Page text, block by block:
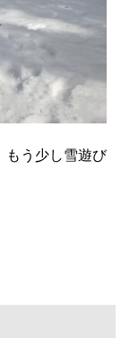
もう少し雪遊び